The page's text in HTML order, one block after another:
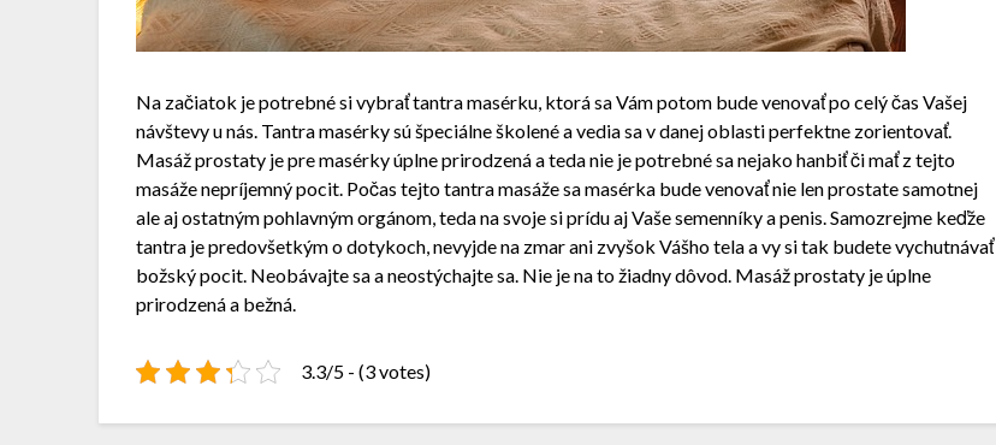
Na začiatok je potrebné si vybrať tantra masérku, ktorá sa Vám potom bude venovať po celý čas Vašej
návštevy u nás. Tantra masérky sú špeciálne školené a vedia sa v danej oblasti perfektne zorientovať.
Masáž prostaty je pre masérky úplne prirodzená a teda nie je potrebné sa nejako hanbiť či mať z tejto
masáže nepríjemný pocit. Počas tejto tantra masáže sa masérka bude venovať nie len prostate samotnej
ale aj ostatným pohlavným orgánom, teda na svoje si prídu aj Vaše semenníky a penis. Samozrejme keďže
tantra je predovšetkým o dotykoch, nevyjde na zmar ani zvyšok Vášho tela a vy si tak budete vychutnávať
božský pocit. Neobávajte sa a neostýchajte sa. Nie je na to žiadny dôvod. Masáž prostaty je úplne
prirodzená a bežná.
3.3/5 - (3 votes)